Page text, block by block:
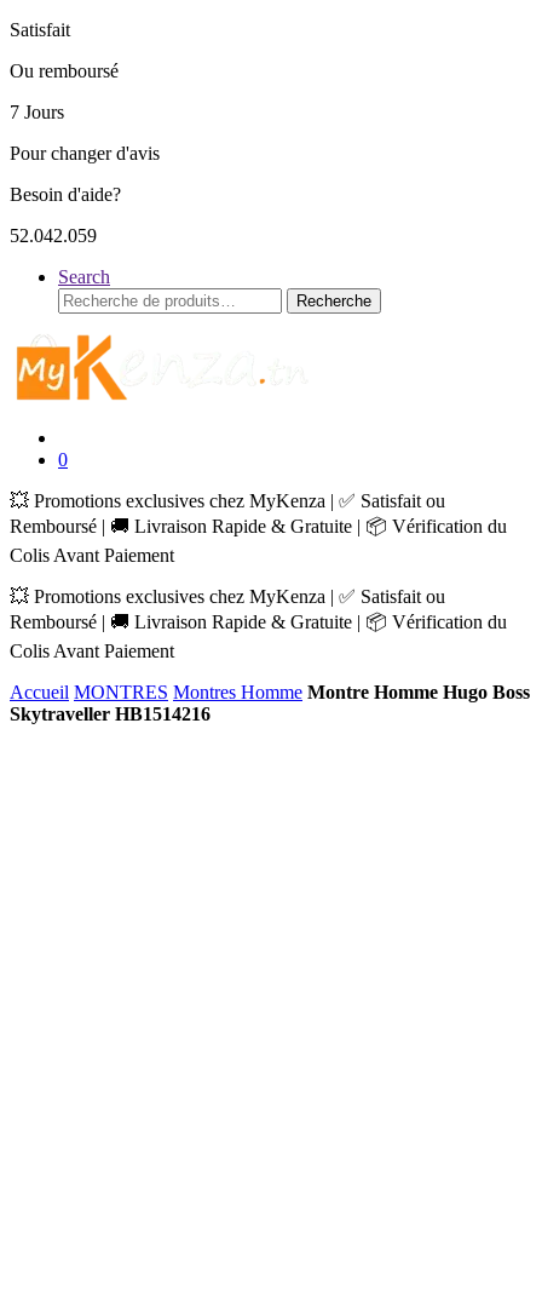
Satisfait
Ou remboursé
7 Jours
Pour changer d'avis
Besoin d'aide?
52.042.059
Search
Recherche
pour :
Recherche
0
💥 Promotions exclusives chez MyKenza | ✅ Satisfait ou
Remboursé | 🚚 Livraison Rapide & Gratuite | 📦 Vérification du
Colis Avant Paiement
💥 Promotions exclusives chez MyKenza | ✅ Satisfait ou
Remboursé | 🚚 Livraison Rapide & Gratuite | 📦 Vérification du
Colis Avant Paiement
Accueil MONTRES Montres Homme Montre Homme Hugo Boss
Skytraveller HB1514216